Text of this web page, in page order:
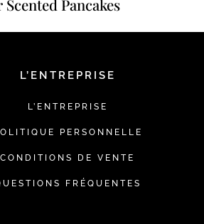
Scented Pancakes
L’ENTREPRISE
L’ENTREPRISE
PERSONNELLE
CONDITIONS DE VENTE
FRÉQUENTES